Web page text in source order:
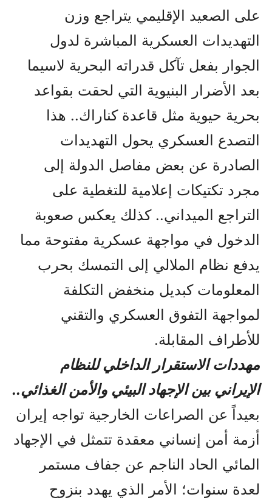
على الصعيد الإقليمي يتراجع وزن
التهديدات العسكرية المباشرة لدول
الجوار بفعل تآكل قدراته البحرية لاسيما
بعد الأضرار البنيوية التي لحقت بقواعد
بحرية حيوية مثل قاعدة كناراك.. هذا
التصدع العسكري يحول التهديدات
الصادرة عن بعض مفاصل الدولة إلى
مجرد تكتيكات إعلامية للتغطية على
التراجع الميداني.. كذلك يعكس صعوبة
الدخول في مواجهة عسكرية مفتوحة مما
يدفع نظام الملالي إلى التمسك بحرب
المعلومات كبديل منخفض التكلفة
لمواجهة التفوق العسكري والتقني
للأطراف المقابلة.
مهددات الاستقرار الداخلي للنظام
الإيراني بين الإجهاد البيئي والأمن الغذائي..
بعيداً عن الصراعات الخارجية تواجه إيران
أزمة أمن إنساني معقدة تتمثل في الإجهاد
المائي الحاد الناجم عن جفاف مستمر
لعدة سنوات؛ الأمر الذي يهدد بنزوح